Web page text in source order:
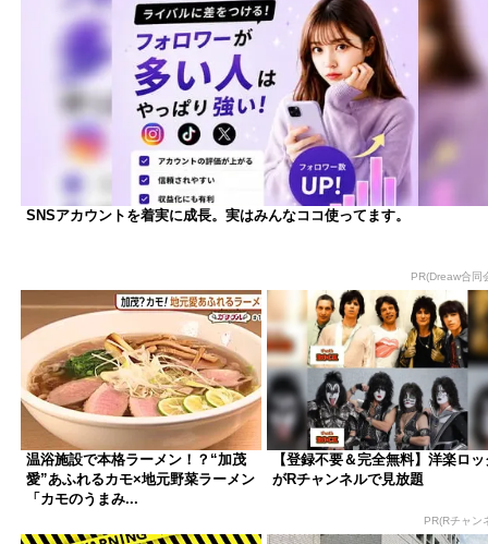
SNSアカウントを着実に成長。実はみんなココ使ってます。
PR(Dreaw合同
温浴施設で本格ラーメン！？“加茂
愛”あふれるカモ×地元野菜ラーメン
「カモのうまみ...
【登録不要＆完全無料】洋楽ロッ
がRチャンネルで見放題
PR(Rチャン